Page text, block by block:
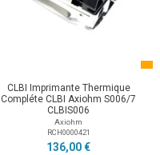
CLBI Imprimante Thermique
Compléte CLBI Axiohm S006/7
CLBIS006
Axiohm
RCH0000421
136,00 €